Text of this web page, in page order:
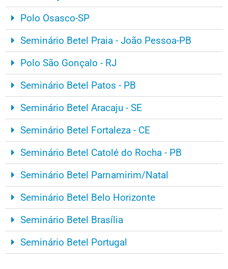
Polo Osasco-SP
Seminário Betel Praia - João Pessoa-PB
Polo São Gonçalo - RJ
Seminário Betel Patos - PB
Seminário Betel Aracaju - SE
Seminário Betel Fortaleza - CE
Seminário Betel Catolé do Rocha - PB
Seminário Betel Parnamirim/Natal
Seminário Betel Belo Horizonte
Seminário Betel Brasília
Seminário Betel Portugal